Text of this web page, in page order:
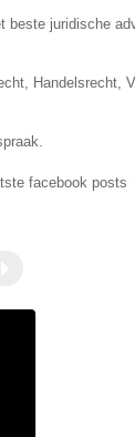
beste juridische
Handelsrecht,
facebook posts